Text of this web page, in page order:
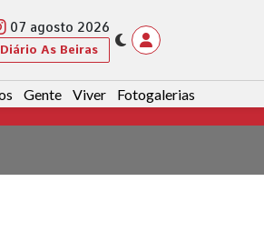
07 agosto 2026
As Beiras
Gente Viver Fotogalerias